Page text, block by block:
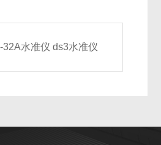
32A水准仪 ds3水准仪